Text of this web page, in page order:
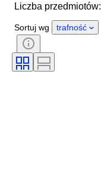
Długość paska
Kraj pochodzenia
Płeć
Certyfikacja
Wydanie
Liczba
Sortuj wg trafność